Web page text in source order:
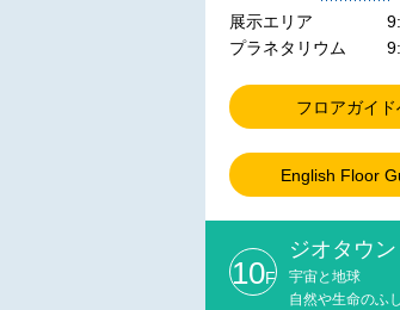
展示エリア
プラネタリウム
フロアガイド
English Floor
10F
ジオタウン
宇宙と地球
自然や生命のふ